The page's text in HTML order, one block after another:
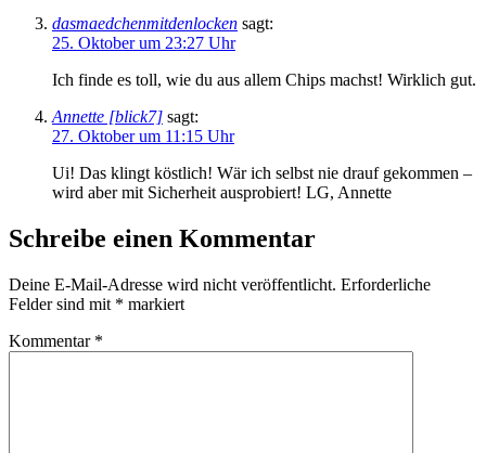
dasmaedchenmitdenlocken sagt:
25. Oktober um 23:27 Uhr
Ich finde es toll, wie du aus allem Chips machst! Wirklich gut.
Annette [blick7] sagt:
27. Oktober um 11:15 Uhr
Ui! Das klingt köstlich! Wär ich selbst nie drauf gekommen –
wird aber mit Sicherheit ausprobiert! LG, Annette
Schreibe einen Kommentar
Deine E-Mail-Adresse wird nicht veröffentlicht. Erforderliche
Felder sind mit * markiert
Kommentar *